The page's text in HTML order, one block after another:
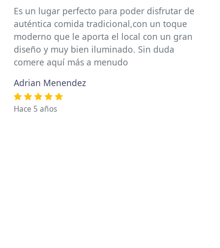
Es un lugar perfecto para poder disfrutar de
auténtica comida tradicional,con un toque
moderno que le aporta el local con un gran
diseño y muy bien iluminado. Sin duda
comere aquí más a menudo
Adrian Menendez
Hace 5 años